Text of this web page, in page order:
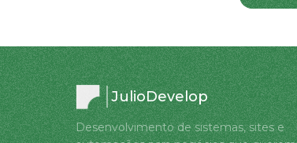
JulioDevelop
Desenvolvimento de sistemas, sites e